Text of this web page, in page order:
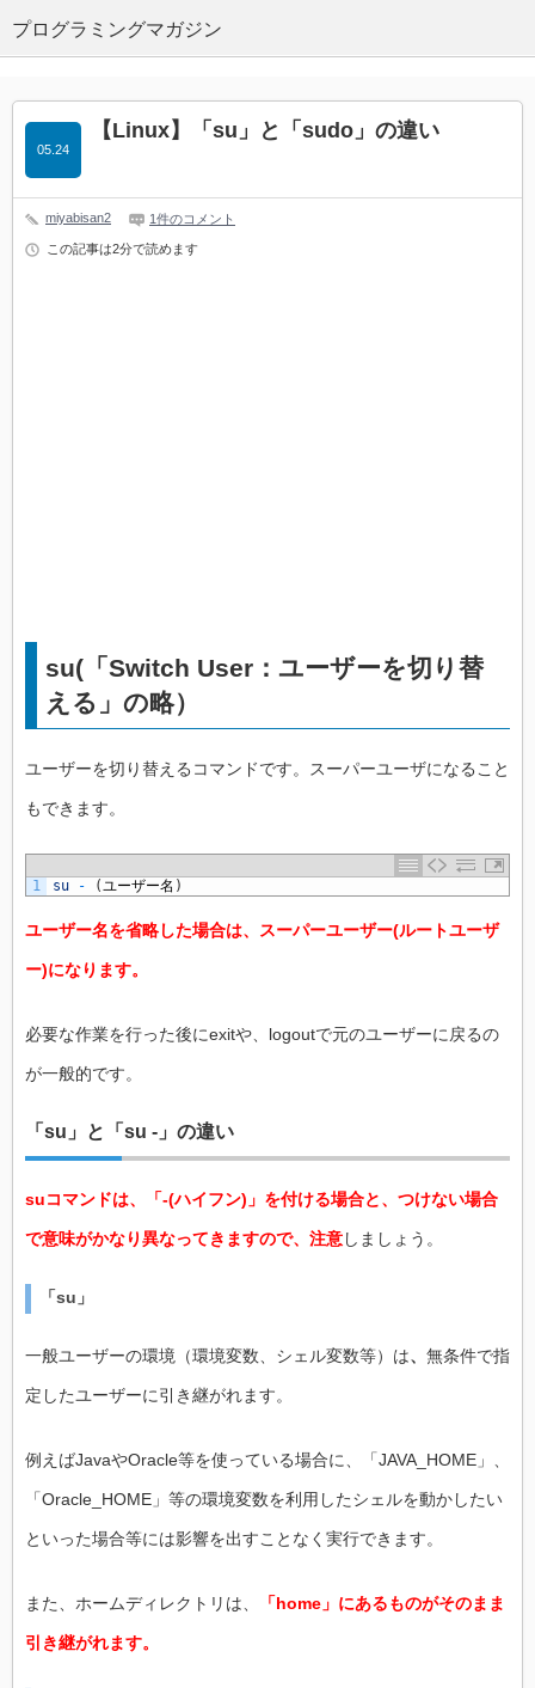
プログラミングマガジン
【Linux】「su」と「sudo」の違い
05.24
miyabisan2 1件のコメント
この記事は2分で読めます
su(「Switch User：ユーザーを切り替
える」の略）
ユーザーを切り替えるコマンドです。スーパーユーザになること
もできます。
1 su - (ユーザー名 )
ユーザー名を省略した場合は、スーパーユーザー(ルートユーザ
ー)になります。
必要な作業を行った後にexitや、logoutで元のユーザーに戻るの
が一般的です。
「su」と「su -」の違い
suコマンドは、「-(ハイフン)」を付ける場合と、つけない場合
で意味がかなり異なってきますので、注意しましょう。
「su」
一般ユーザーの環境（環境変数、シェル変数等）は、 無条件で指
定したユーザーに引き継がれます。
例えばJavaやOracle等を使っている場合に、「JAVA_HOME」、
「Oracle_HOME」等の環境変数を利用したシェルを動かしたい
といった場合等には影響を出すことなく実行できます。
また、ホームディレクトリは、 「home」にあるものがそのまま
引き継がれます。